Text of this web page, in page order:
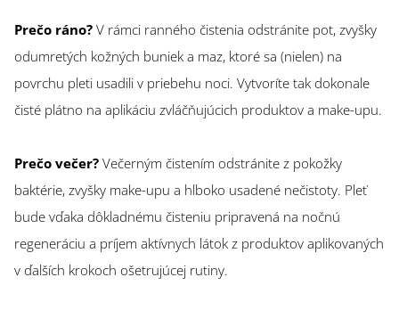
Prečo ráno? V rámci ranného čistenia odstránite pot, zvyšky
odumretých kožných buniek a maz, ktoré sa (nielen) na
povrchu pleti usadili v priebehu noci. Vytvoríte tak dokonale
čisté plátno na aplikáciu zvláčňujúcich produktov a make-upu.
Prečo večer? Večerným čistením odstránite z pokožky
baktérie, zvyšky make-upu a hlboko usadené nečistoty. Pleť
bude vďaka dôkladnému čisteniu pripravená na nočnú
regeneráciu a príjem aktívnych látok z produktov aplikovaných
v ďalších krokoch ošetrujúcej rutiny.